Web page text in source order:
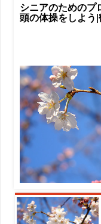
シニアのためのプ
頭の体操をしよう